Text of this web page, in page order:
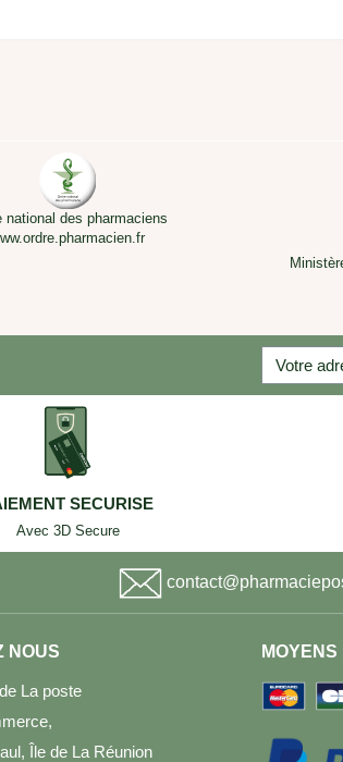
national des pharmaciens
SECURISE
Avec 3D Secure
NOUS
La poste
Île de La Réunion
MOYENS